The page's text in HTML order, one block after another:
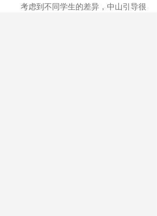
考虑到不同学生的差异，中山引导很